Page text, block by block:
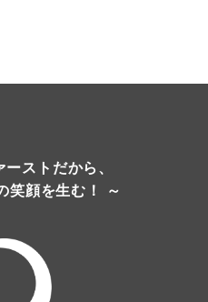
ストだから、
笑顔を生む！ ～